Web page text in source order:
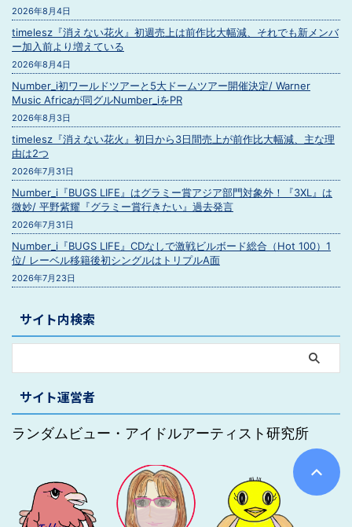
2026年8月4日
timelesz『消えない花火』初週売上は前作比大幅減、それでも新メンバ
ー加入前より増えている
2026年8月4日
Number_i初ワールドツアーと5大ドームツアー開催決定/ Warner
Music Africaが同グルNumber_iをPR
2026年8月3日
timelesz『消えない花火』初日から3日間売上が前作比大幅減、主な理
由は2つ
2026年7月31日
Number_i『BUGS LIFE』はグラミー賞アジア部門対象外！『3XL』は
微妙/ 平野紫耀『グラミー賞行きたい』過去発言
2026年7月31日
Number_i『BUGS LIFE』CDなしで激戦ビルボード総合（Hot 100）1
位/ レーベル移籍後初シングルはトリプルA面
2026年7月23日
サイト内検索
サイト運営者
ランダムビュー・アイドルアーティスト研究所